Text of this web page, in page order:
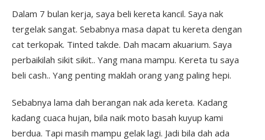
Dalam 7 bulan kerja, saya beli kereta kancil. Saya nak
tergelak sangat. Sebabnya masa dapat tu kereta dengan
cat terkopak. Tinted takde. Dah macam akuarium. Saya
perbaikilah sikit sikit.. Yang mana mampu. Kereta tu saya
beli cash.. Yang penting maklah orang yang paling hepi.
Sebabnya lama dah berangan nak ada kereta. Kadang
kadang cuaca hujan, bila naik moto basah kuyup kami
berdua. Tapi masih mampu gelak lagi. Jadi bila dah ada